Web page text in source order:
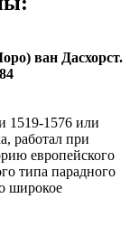
ван Дасхорст.
1519-1576 или
работал при
европейского
типа парадного
широкое